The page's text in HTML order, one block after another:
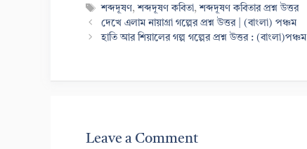
Tags
শব্দদূষণ,শব্দদূষণ কবিতা,শব্দদূষণ কবিতার প্রশ্ন উত্তর
দেখে এলাম নায়াগ্রা গল্পের প্রশ্ন উত্তর | (বাংলা) পঞ্চম
হাতি আর শিয়ালের গল্প গল্পের প্রশ্ন উত্তর : (বাংলা)পঞ্চম
Leave a Comment